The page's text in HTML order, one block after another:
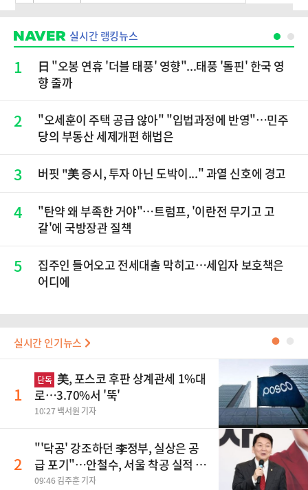
실시간 랭킹뉴스
1
日 "오봉 연휴 '더블 태풍' 영향"...태풍 '돌핀' 한국 영
향 줄까
2
"오세훈이 주택 공급 않아" "입법과정에 반영"…민주
당의 부동산 세제개편 해법은
3 버핏 "美 증시, 투자 아닌 도박이..." 과열 신호에 경고
4
"탄약 왜 부족한 거야"…트럼프, '이란전 무기고 고
갈'에 국방장관 질책
5
집주인 들어오고 전세대출 막히고…세입자 보호책은
어디에
실시간 인기뉴스 ●
1
단독 美, 포스코 후판 상계관세 1%대
로…3.70%서 '뚝'
10:27 백서원 기자
2
"'닥공' 강조하던 李정부, 실상은 공
급 포기"…안철수, 서울 착공 실적 미
달 비판
09:46 김주훈 기자